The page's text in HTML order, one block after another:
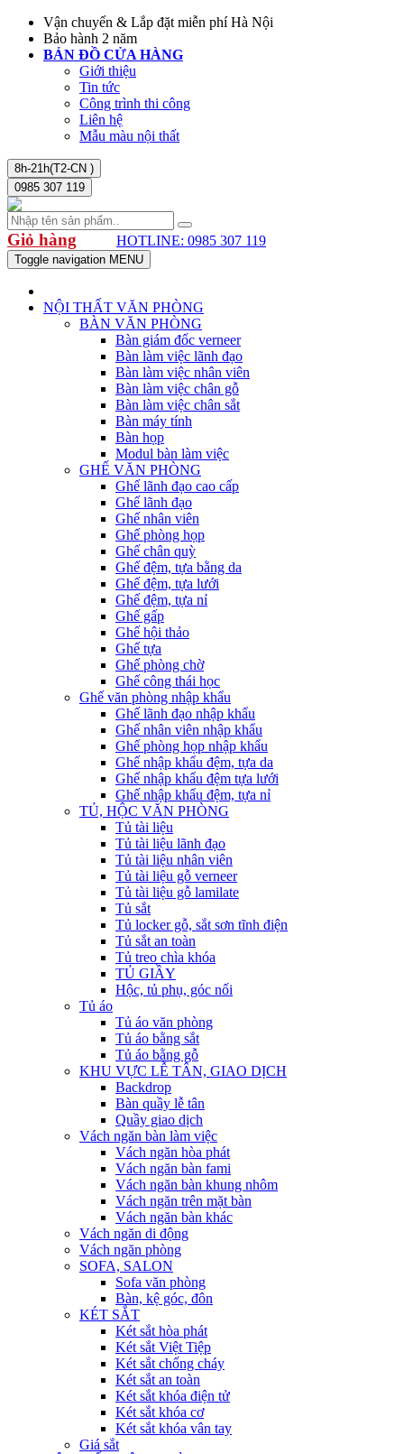
Vận chuyển & Lắp đặt miễn phí Hà Nội
Bảo hành 2 năm
BẢN ĐỒ CỬA HÀNG
Giới thiệu
Tin tức
Công trình thi công
Liên hệ
Mẫu màu nội thất
8h-21h(T2-CN )
0985 307 119
Giỏ hàng HOTLINE: 0985 307 119
Toggle navigation MENU
NỘI THẤT VĂN PHÒNG
BÀN VĂN PHÒNG
Bàn giám đốc verneer
Bàn làm việc lãnh đạo
Bàn làm việc nhân viên
Bàn làm việc chân gỗ
Bàn làm việc chân sắt
Bàn máy tính
Bàn họp
Modul bàn làm việc
GHẾ VĂN PHÒNG
Ghế lãnh đạo cao cấp
Ghế lãnh đạo
Ghế nhân viên
Ghế phòng họp
Ghế chân quỳ
Ghế đệm, tựa bằng da
Ghế đệm, tựa lưới
Ghế đệm, tựa nỉ
Ghế gấp
Ghế hội thảo
Ghế tựa
Ghế phòng chờ
Ghế công thái học
Ghế văn phòng nhập khẩu
Ghế lãnh đạo nhập khẩu
Ghế nhân viên nhập khẩu
Ghế phòng họp nhập khẩu
Ghế nhập khẩu đệm, tựa da
Ghế nhập khẩu đệm tựa lưới
Ghế nhập khẩu đệm, tựa nỉ
TỦ, HỘC VĂN PHÒNG
Tủ tài liệu
Tủ tài liệu lãnh đạo
Tủ tài liệu nhân viên
Tủ tài liệu gỗ verneer
Tủ tài liệu gỗ lamilate
Tủ sắt
Tủ locker gỗ, sắt sơn tĩnh điện
Tủ sắt an toàn
Tủ treo chìa khóa
TỦ GIẦY
Hộc, tủ phụ, góc nối
Tủ áo
Tủ áo văn phòng
Tủ áo bằng sắt
Tủ áo bằng gỗ
KHU VỰC LỄ TÂN, GIAO DỊCH
Backdrop
Bàn quầy lễ tân
Quầy giao dịch
Vách ngăn bàn làm việc
Vách ngăn hòa phát
Vách ngăn bàn fami
Vách ngăn bàn khung nhôm
Vách ngăn trên mặt bàn
Vách ngăn bàn khác
Vách ngăn di động
Vách ngăn phòng
SOFA, SALON
Sofa văn phòng
Bàn, kệ góc, đôn
KÉT SẮT
Két sắt hòa phát
Két sắt Việt Tiệp
Két sắt chống cháy
Két sắt an toàn
Két sắt khóa điện tử
Két sắt khóa cơ
Két sắt khóa vân tay
Giá sắt